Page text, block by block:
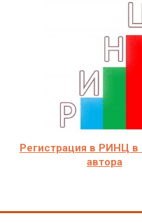
Регистрация в РИНЦ в
автора